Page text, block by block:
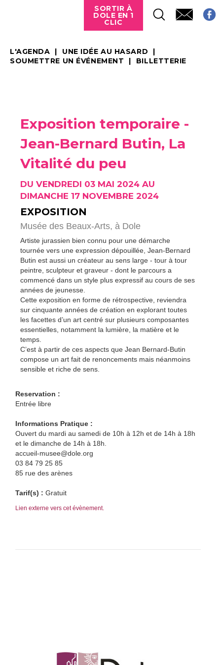
SORTIR À
DOLE EN 1
CLIC
L'AGENDA
UNE IDÉE AU HASARD
SOUMETTRE UN ÉVÉNEMENT
BILLETTERIE
Exposition temporaire -
Jean-Bernard Butin, La
Vitalité du peu
DU VENDREDI 03 MAI 2024 AU
DIMANCHE 17 NOVEMBRE 2024
EXPOSITION
Musée des Beaux-Arts, à Dole
Artiste jurassien bien connu pour une démarche
tournée vers une expression dépouillée, Jean-Bernard
Butin est aussi un créateur au sens large - tour à tour
peintre, sculpteur et graveur - dont le parcours a
commencé dans un style plus expressif au cours de ses
années de jeunesse.
Cette exposition en forme de rétrospective, reviendra
sur cinquante années de création en explorant toutes
les facettes d’un art centré sur plusieurs composantes
essentielles, notamment la lumière, la matière et le
temps.
C’est à partir de ces aspects que Jean Bernard-Butin
compose un art fait de renoncements mais néanmoins
sensible et riche de sens.
Reservation :
Entrée libre
Informations Pratique :
Ouvert du mardi au samedi de 10h à 12h et de 14h à 18h
et le dimanche de 14h à 18h.
accueil-musee@dole.org
03 84 79 25 85
85 rue des arènes
Tarif(s) : Gratuit
Lien externe vers cet évènement.